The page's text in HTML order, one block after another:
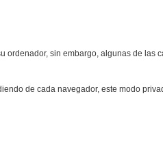
ordenador, sin embargo, algunas de las
de cada navegador, este modo